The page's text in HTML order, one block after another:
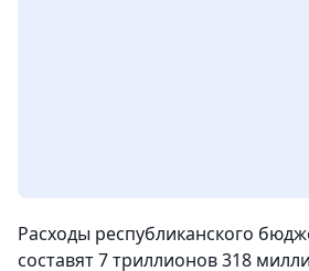
Расходы республиканского
составят 7 триллионов 318